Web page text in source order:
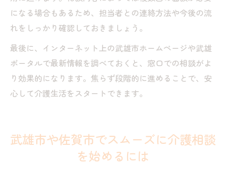
になる場合もあるため、担当者との連絡方法や今後の流
れをしっかり確認しておきましょう。
最後に、インターネット上の武雄市ホームページや武雄
ポータルで最新情報を調べておくと、窓口での相談がよ
り効果的になります。焦らず段階的に進めることで、安
心して介護生活をスタートできます。
武雄市や佐賀市でスムーズに介護相談
を始めるには